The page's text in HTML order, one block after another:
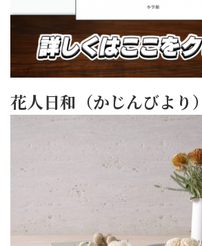
花人日和（かじんびより）